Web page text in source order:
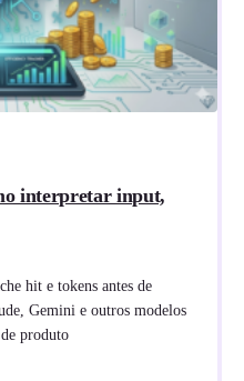
interpretar input,
hit e tokens antes de
Gemini e outros modelos
produto